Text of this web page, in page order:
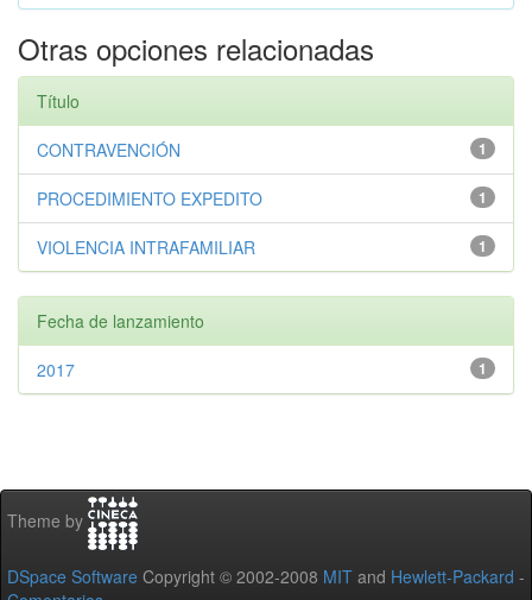
Otras opciones relacionadas
Título
1
CONTRAVENCIÓN
1
PROCEDIMIENTO EXPEDITO
1
VIOLENCIA INTRAFAMILIAR
Fecha de lanzamiento
1
2017
Theme by
DSpace Software Copyright © 2002-2008 MIT and Hewlett-Packard -